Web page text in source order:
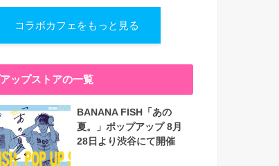
コラボカフェをもっと見る
ップストアの一覧
BANANA FISH「あの
夏。」ポップアップ 8月
28日より渋谷にて開催